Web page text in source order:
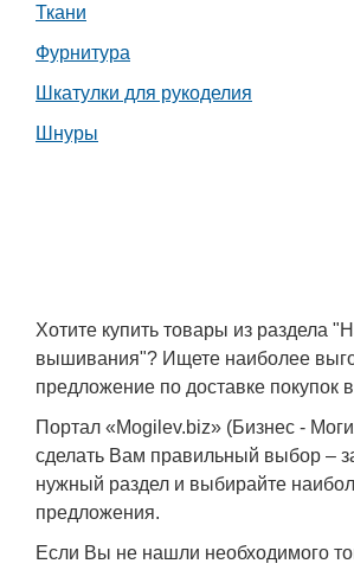
Ткани
Фурнитура
Шкатулки для рукоделия
Шнуры
Хотите купить товары из раздела
вышивания"? Ищете наиболее
предложение по доставке покупок
Портал «Mogilev.biz» (Бизнес -
сделать Вам правильный выбор –
нужный раздел и выбирайте
предложения.
Если Вы не нашли необходимого